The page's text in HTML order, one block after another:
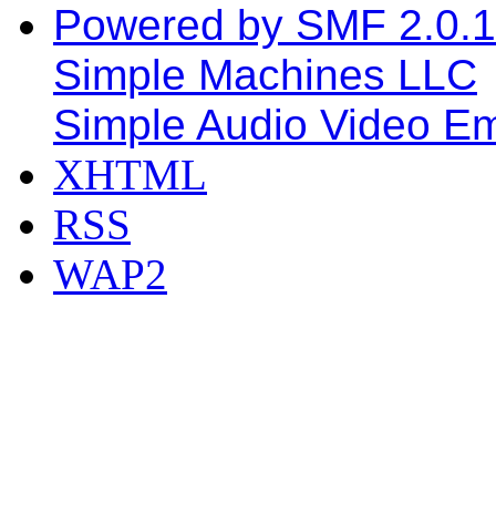
Powered by SMF
Simple Machines LLC
Simple Audio Video
XHTML
RSS
WAP2